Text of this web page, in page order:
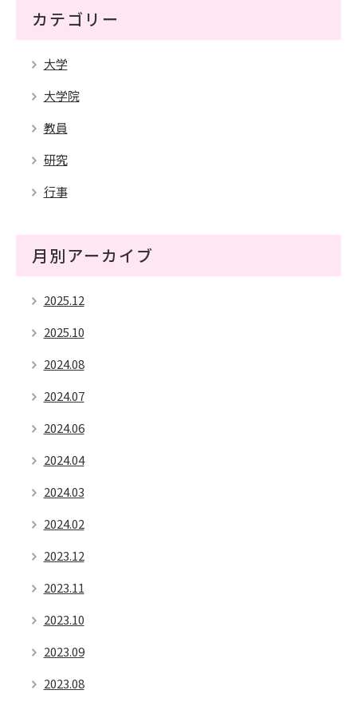
カテゴリー
大学
大学院
教員
研究
行事
月別アーカイブ
2025.12
2025.10
2024.08
2024.07
2024.06
2024.04
2024.03
2024.02
2023.12
2023.11
2023.10
2023.09
2023.08